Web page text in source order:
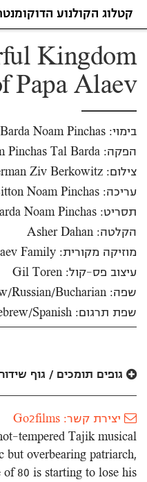
קטלוג הקולנוע
Kingdom
Papa Alaev
בימוי: Tal Barda Noam Pinchas
הפקה: Noam Pinchas Tal Barda
צילום: Uri Ackerman Ziv Berkowitz
עריכה: Yael Bitton Noam Pinchas
תסריט: Tal Barda Noam Pinchas
הקלטה: Asher Dahan
מוזיקה מקורית: Alaev Family
עיצוב פס-קול: Gil Toren
שפה: Hebrew/Russian/Bucharian
שפת תרגום: English/Hebrew/Spanish
גופים תומכים / גוף שידור
יצירת קשר: Go2films
tempered Tajik musical
but overbearing patriarch,
80 is starting to lose his